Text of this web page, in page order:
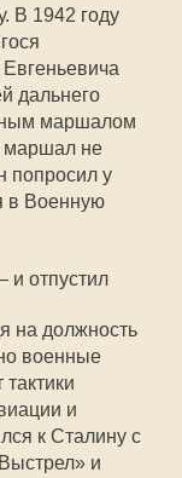
В 1942 году
дальнего
маршалом
маршал не
попросил у
в Военную
отпустил
на должность
военные
и
к Сталину с
и